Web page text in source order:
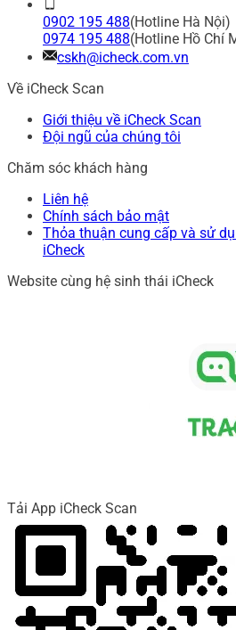
0902 195 488(Hotline Hà Nội)
0974 195 488(Hotline Hồ Chí
cskh@icheck.com.vn
Về iCheck Scan
Giới thiệu về iCheck Scan
Đội ngũ của chúng tôi
Chăm sóc khách hàng
Liên hệ
Chính sách bảo mật
Thỏa thuận cung cấp và sử
iCheck
Website cùng hệ sinh thái iCheck
Tải App iCheck Scan